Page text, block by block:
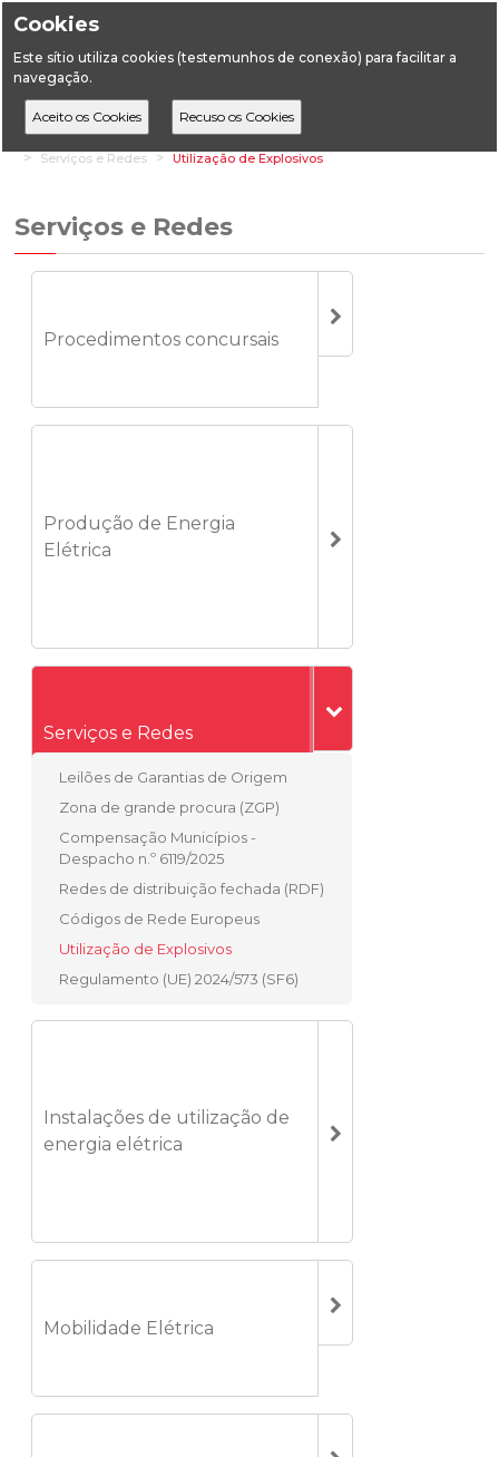
Cookies
Este sítio utiliza cookies (testemunhos de conexão) para facilitar a
navegação.
HomeÁreas Setoriais Energia
Energia Elétrica
Serviços e Redes
Utilização de Explosivos
Serviços e Redes
Procedimentos concursais
Produção de Energia
Elétrica
Serviços e Redes
Leilões de Garantias de Origem
Zona de grande procura (ZGP)
Compensação Municípios -
Despacho n.º 6119/2025
Redes de distribuição fechada (RDF)
Códigos de Rede Europeus
Utilização de Explosivos
Regulamento (UE) 2024/573 (SF6)
Instalações de utilização de
energia elétrica
Mobilidade Elétrica